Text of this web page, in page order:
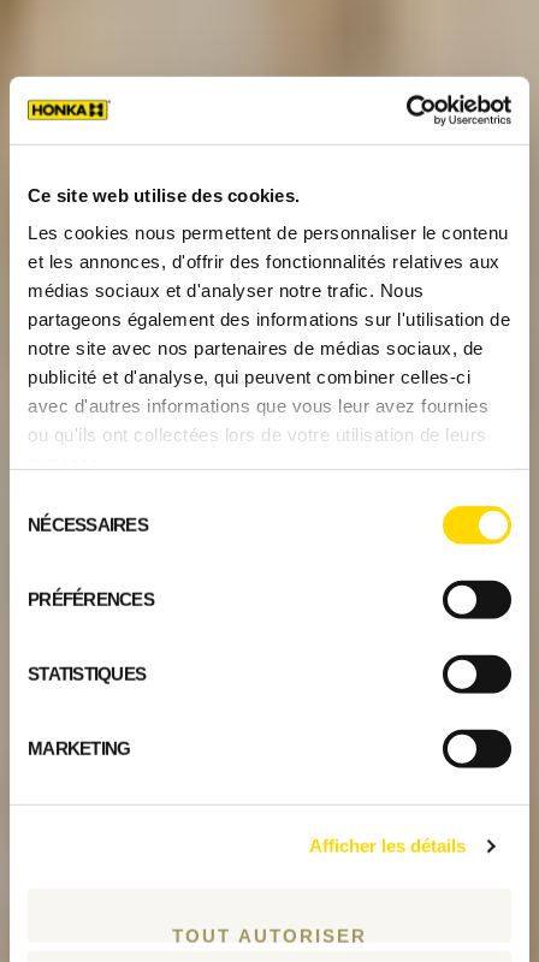
Ce site web utilise des cookies.
Les cookies nous permettent de personnaliser le contenu
et les annonces, d'offrir des fonctionnalités relatives aux
médias sociaux et d'analyser notre trafic. Nous
partageons également des informations sur l'utilisation de
notre site avec nos partenaires de médias sociaux, de
publicité et d'analyse, qui peuvent combiner celles-ci
avec d'autres informations que vous leur avez fournies
ou qu'ils ont collectées lors de votre utilisation de leurs
NÉCESSAIRES
PRÉFÉRENCES
STATISTIQUES
MARKETING
Afficher les détails
TOUT AUTORISER